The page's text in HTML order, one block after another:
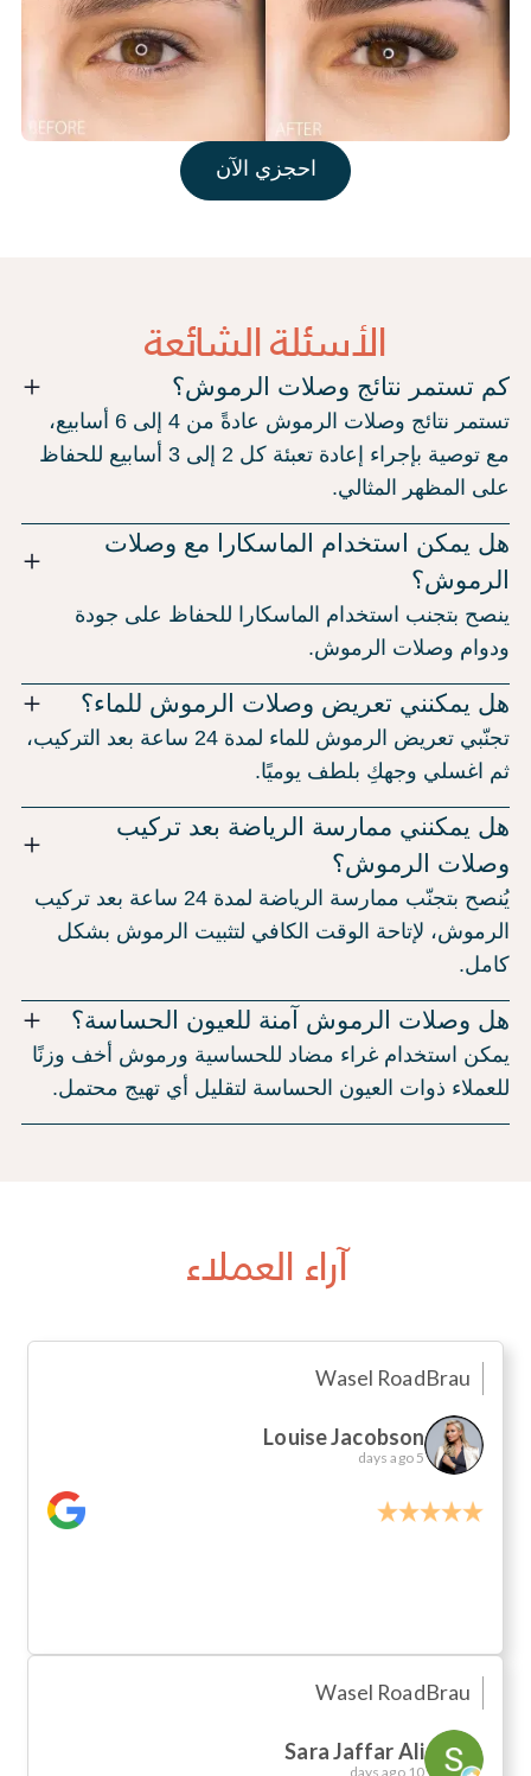
احجزي الآن
الأسئلة الشائعة
كم تستمر نتائج وصلات الرموش؟
تستمر نتائج وصلات الرموش عادةً من 4 إلى 6 أسابيع،
مع توصية بإجراء إعادة تعبئة كل 2 إلى 3 أسابيع للحفاظ
على المظهر المثالي.
هل يمكن استخدام الماسكارا مع وصلات
الرموش؟
ينصح بتجنب استخدام الماسكارا للحفاظ على جودة
ودوام وصلات الرموش.
هل يمكنني تعريض وصلات الرموش للماء؟
تجنّبي تعريض الرموش للماء لمدة 24 ساعة بعد التركيب،
ثم اغسلي وجهكِ بلطف يوميًا.
هل يمكنني ممارسة الرياضة بعد تركيب
وصلات الرموش؟
يُنصح بتجنّب ممارسة الرياضة لمدة 24 ساعة بعد تركيب
الرموش، لإتاحة الوقت الكافي لتثبيت الرموش بشكل
كامل.
هل وصلات الرموش آمنة للعيون الحساسة؟
يمكن استخدام غراء مضاد للحساسية ورموش أخف وزنًا
للعملاء ذوات العيون الحساسة لتقليل أي تهيج محتمل.
آراء العملاء
Brau
Wasel Road
Louise Jacobson
5 days ago
Brau
Wasel Road
Sara Jaffar Ali
10 days ago